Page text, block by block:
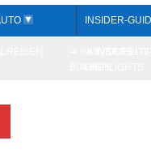
INSIDER-